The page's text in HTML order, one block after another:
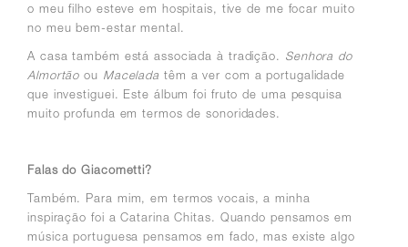
o meu filho esteve em hospitais, tive de me focar muito
no meu bem-estar mental.
A casa também está associada à tradição. Senhora do
Almortão ou Macelada têm a ver com a portugalidade
que investiguei. Este álbum foi fruto de uma pesquisa
muito profunda em termos de sonoridades.
Falas do Giacometti?
Também. Para mim, em termos vocais, a minha
inspiração foi a Catarina Chitas. Quando pensamos em
música portuguesa pensamos em fado, mas existe algo